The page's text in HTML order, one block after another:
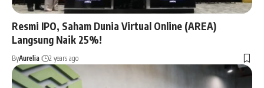
Resmi IPO, Saham Dunia Virtual Online (AREA)
Langsung Naik 25%!
ByAurelia 2 years ago